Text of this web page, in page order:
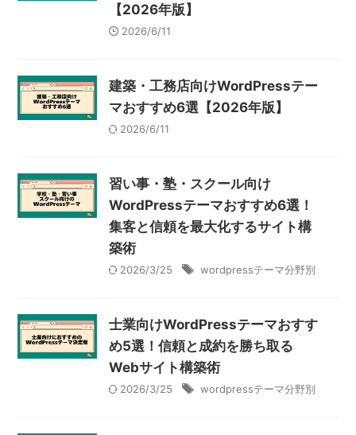
【2026年版】
2026/6/11
建築・工務店向けWordPressテー
マおすすめ6選【2026年版】
2026/6/11
習い事・塾・スクール向け
WordPressテーマおすすめ6選！
集客と信頼を最大化するサイト構
築術
2026/3/25 wordpressテーマ分野別
士業向けWordPressテーマおすす
め5選！信頼と成約を勝ち取る
Webサイト構築術
2026/3/25 wordpressテーマ分野別